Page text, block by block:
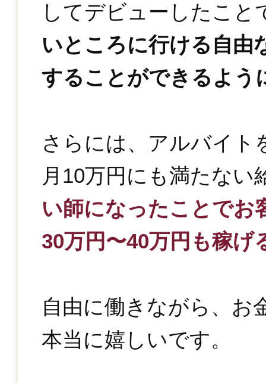
してデビューしたこと
いところに行ける自由
することができるよう
さらには、アルバイト
月10万円にも満たな
い師になったことでお
30万円〜40万円も稼
自由に働きながら、お
本当に嬉しいです。